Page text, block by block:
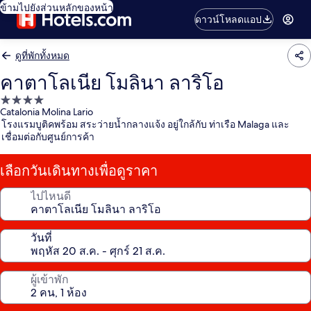
ข้ามไปยังส่วนหลักของหน้า
ดาวน์โหลดแอป
ดูที่พักทั้งหมด
คาตาโลเนีย โมลินา ลาริโอ
ที่พัก
4.0
ดาว
Catalonia Molina Lario
โรงแรมบูติคพร้อม สระว่ายน้ำกลางแจ้ง อยู่ใกล้กับ ท่าเรือ Malaga และ
เชื่อมต่อกับศูนย์การค้า
เลือกวันเดินทางเพื่อดูราคา
ไปไหนดี
วันที่
ผู้เข้าพัก